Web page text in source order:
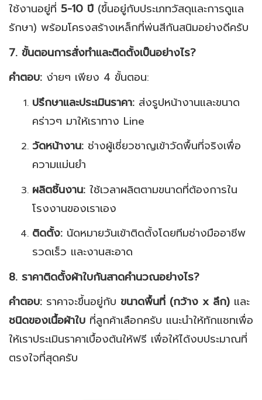
ใช้งานอยู่ที่ 5-10 ปี (ขึ้นอยู่กับประเภทวัสดุและการดูแล
รักษา) พร้อมโครงสร้างเหล็กที่พ่นสีกันสนิมอย่างดีครับ
7. ขั้นตอนการสั่งทำและติดตั้งเป็นอย่างไร?
คำตอบ: ง่ายๆ เพียง 4 ขั้นตอน:
ปรึกษาและประเมินราคา: ส่งรูปหน้างานและขนาด
คร่าวๆ มาให้เราทาง Line
วัดหน้างาน: ช่างผู้เชี่ยวชาญเข้าวัดพื้นที่จริงเพื่อ
ความแม่นยำ
ผลิตชิ้นงาน: ใช้เวลาผลิตตามขนาดที่ต้องการใน
โรงงานของเราเอง
ติดตั้ง: นัดหมายวันเข้าติดตั้งโดยทีมช่างมืออาชีพ
รวดเร็ว และงานสะอาด
8. ราคาติดตั้งผ้าใบกันสาดคำนวณอย่างไร?
คำตอบ: ราคาจะขึ้นอยู่กับ ขนาดพื้นที่ (กว้าง x ลึก) และ
ชนิดของเนื้อผ้าใบ ที่ลูกค้าเลือกครับ แนะนำให้ทักแชทเพื่อ
ให้เราประเมินราคาเบื้องต้นให้ฟรี เพื่อให้ได้งบประมาณที่
ตรงใจที่สุดครับ